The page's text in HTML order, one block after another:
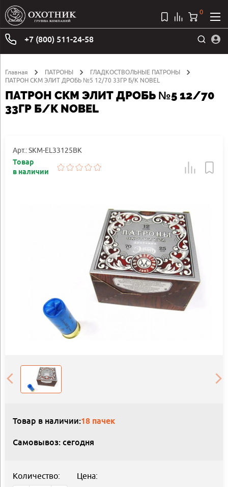
+7 (800) 511-24-58
0
Главная ПАТРОНЫ
ГЛАДКОСТВОЛЬНЫЕ ПАТРОНЫ
ПАТРОН СКМ ЭЛИТ ДРОБЬ №5 12/70 33ГР Б/К NOBEL
ПАТРОН СКМ ЭЛИТ ДРОБЬ №5 12/70
33ГР Б/К NOBEL
Арт.: SKM-EL33125BK
Товар
в наличии
Товар в наличии:18 пачек
Самовывоз: сегодня
Количество: Цена: